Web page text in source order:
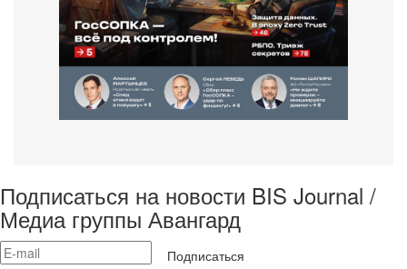
Подписаться на новости BIS Journal /
Медиа группы Авангард
Подписаться